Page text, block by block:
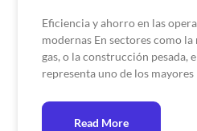
Eficiencia y ahorro en las
modernas En sectores como
gas, o la construcción pesada,
representa uno de los mayores
Read More